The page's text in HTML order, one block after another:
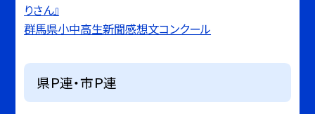
りさん』
群馬県小中高生新聞感想文コンクール
県Ｐ連・市Ｐ連